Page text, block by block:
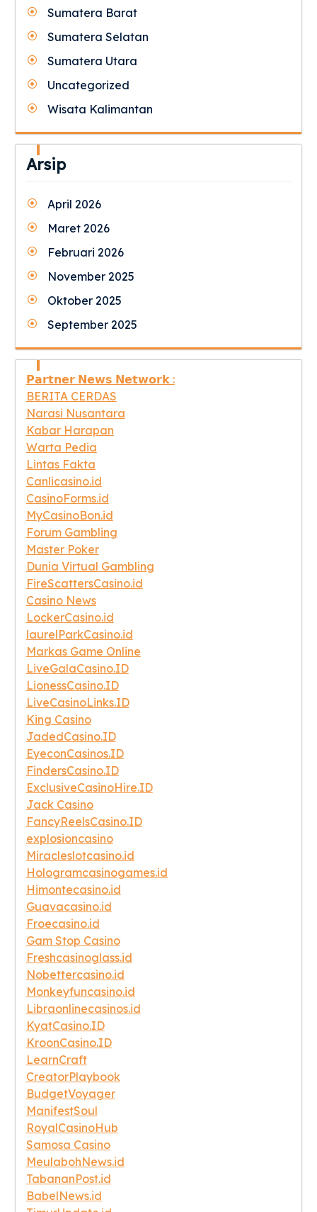
Sumatera Barat
Sumatera Selatan
Sumatera Utara
Uncategorized
Wisata Kalimantan
Arsip
April 2026
Maret 2026
Februari 2026
November 2025
Oktober 2025
September 2025
𝗣𝗮𝗿𝘁𝗻𝗲𝗿 𝗡𝗲𝘄𝘀 𝗡𝗲𝘁𝘄𝗼𝗿𝗸 :
BERITA CERDAS
Narasi Nusantara
Kabar Harapan
Warta Pedia
Lintas Fakta
Canlicasino.id
CasinoForms.id
MyCasinoBon.id
Forum Gambling
Master Poker
Dunia Virtual Gambling
FireScattersCasino.id
Casino News
LockerCasino.id
laurelParkCasino.id
Markas Game Online
LiveGalaCasino.ID
LionessCasino.ID
LiveCasinoLinks.ID
King Casino
JadedCasino.ID
EyeconCasinos.ID
FindersCasino.ID
ExclusiveCasinoHire.ID
Jack Casino
FancyReelsCasino.ID
explosioncasino
Miracleslotcasino.id
Hologramcasinogames.id
Himontecasino.id
Guavacasino.id
Froecasino.id
Gam Stop Casino
Freshcasinoglass.id
Nobettercasino.id
Monkeyfuncasino.id
Libraonlinecasinos.id
KyatCasino.ID
KroonCasino.ID
LearnCraft
CreatorPlaybook
BudgetVoyager
ManifestSoul
RoyalCasinoHub
Samosa Casino
MeulabohNews.id
TabananPost.id
BabelNews.id